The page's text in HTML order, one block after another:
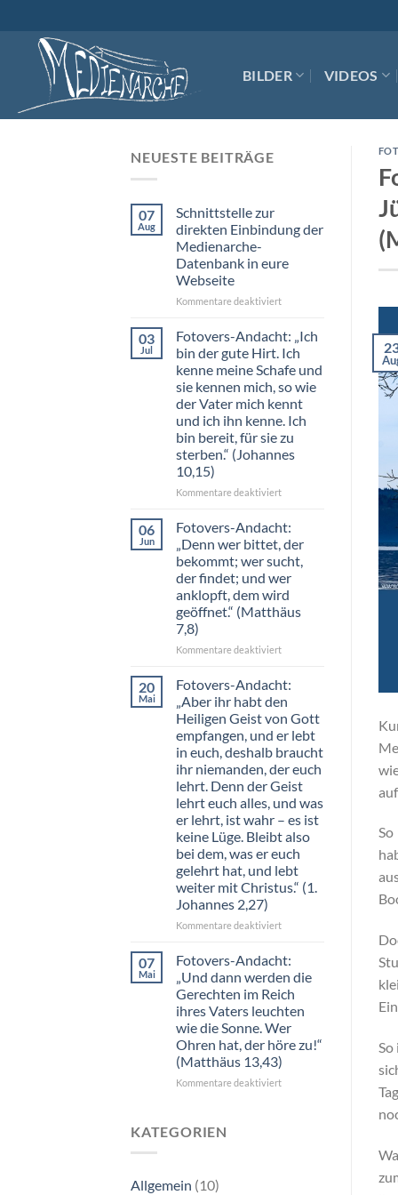
content
BILDER VIDEOS
NEUESTE BEITRÄGE
07
Aug
Schnittstelle zur
direkten Einbindung der
Medienarche-
Datenbank in eure
Webseite
Kommentare deaktiviertfür
zur
direkten
Einbindung
der
Medienarche-
Datenbank
in
eure
Webseite
03
Jul
Fotovers-Andacht: „Ich
bin der gute Hirt. Ich
kenne meine Schafe und
sie kennen mich, so wie
der Vater mich kennt
und ich ihn kenne. Ich
bin bereit, für sie zu
sterben.“ (Johannes
10,15)
Kommentare deaktiviertfür
Andacht:
„Ich
bin
der
gute
Hirt.
Ich
Schafe
sie
kennen
mich,
so
Vater
mich
kennt
und
ich
ihn
kenne.
Ich
für
zu
sterben.“
(Johannes
10,15)
06
Jun
Fotovers-Andacht:
„Denn wer bittet, der
bekommt; wer sucht,
der findet; und wer
anklopft, dem wird
geöffnet.“ (Matthäus
7,8)
Kommentare deaktiviertfür
Andacht:
„Denn
wer
bittet,
der
bekommt;
wer
sucht,
der
findet;
wer
anklopft,
dem
wird
20
Mai
Fotovers-Andacht:
„Aber ihr habt den
Heiligen Geist von Gott
empfangen, und er lebt
in euch, deshalb braucht
ihr niemanden, der euch
lehrt. Denn der Geist
lehrt euch alles, und was
er lehrt, ist wahr – es ist
keine Lüge. Bleibt also
bei dem, was er euch
gelehrt hat, und lebt
weiter mit Christus.“ (1.
Johannes 2,27)
Kommentare deaktiviertfür
Andacht:
„Aber
ihr
habt
den
Heiligen
Geist
von
empfangen,
07
Mai
Fotovers-Andacht:
„Und dann werden die
Gerechten im Reich
ihres Vaters leuchten
wie die Sonne. Wer
Ohren hat, der höre zu!“
(Matthäus 13,43)
Kommentare deaktiviertfür
KATEGORIEN
Allgemein (10)
So